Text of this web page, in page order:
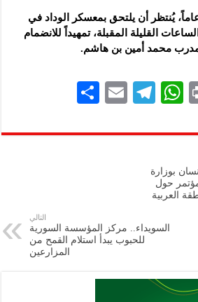
صاحب الـ 36 عاماً، يُنتظر أن يلتحق بمعسكر الوداد في
القليلة المقبلة، تمهيداً للانضمام
محمد أمين بن هاشم.
P
nt
W
at
A
p
p
Te
gr
E
ai
ar
بوزارة
حول
العربية
التالي
السويداء.. مركز المؤسسة السورية
للحبوب يبدأ استلام القمح من
المزارعين